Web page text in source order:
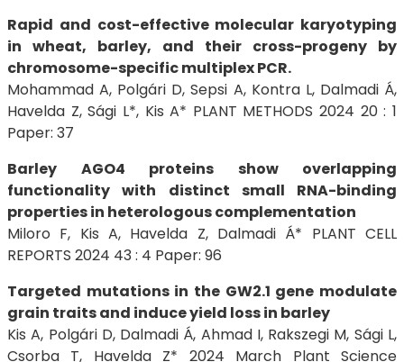
Rapid and cost-effective molecular karyotyping
in wheat, barley, and their cross-progeny by
chromosome-specific multiplex PCR.
Mohammad A, Polgári D, Sepsi A, Kontra L, Dalmadi Á,
Havelda Z, Sági L*, Kis A* PLANT METHODS 2024 20 : 1
Paper: 37
Barley AGO4 proteins show overlapping
functionality with distinct small RNA-binding
properties in heterologous complementation
Miloro F, Kis A, Havelda Z, Dalmadi Á* PLANT CELL
REPORTS 2024 43 : 4 Paper: 96
Targeted mutations in the GW2.1 gene modulate
grain traits and induce yield loss in barley
Kis A, Polgári D, Dalmadi Á, Ahmad I, Rakszegi M, Sági L,
Csorba T, Havelda Z* 2024 March Plant Science